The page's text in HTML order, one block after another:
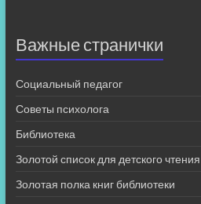
Важные странички
Социальный педагог
Советы психолога
Библиотека
Золотой список для детского чтения
Золотая полка книг библиотеки